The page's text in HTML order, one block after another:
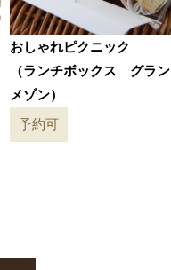
おしゃれピクニック
（ランチボックス グラン
メゾン）
予約可